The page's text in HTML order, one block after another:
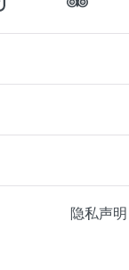
隐私声明